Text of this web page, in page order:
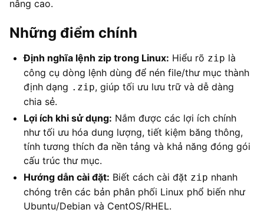
nâng cao.
Những điểm chính
Định nghĩa lệnh zip trong Linux: Hiểu rõ zip là
công cụ dòng lệnh dùng để nén file/thư mục thành
định dạng .zip, giúp tối ưu lưu trữ và dễ dàng
chia sẻ.
Lợi ích khi sử dụng: Nắm được các lợi ích chính
như tối ưu hóa dung lượng, tiết kiệm băng thông,
tính tương thích đa nền tảng và khả năng đóng gói
cấu trúc thư mục.
Hướng dẫn cài đặt: Biết cách cài đặt zip nhanh
chóng trên các bản phân phối Linux phổ biến như
Ubuntu/Debian và CentOS/RHEL.